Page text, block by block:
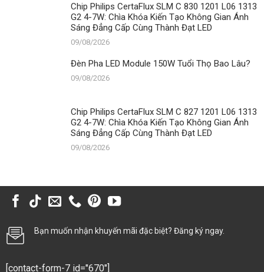
Chip Philips CertaFlux SLM C 830 1201 L06 1313
G2 4-7W: Chìa Khóa Kiến Tạo Không Gian Ánh
Sáng Đẳng Cấp Cùng Thành Đạt LED
09/08/2026
Đèn Pha LED Module 150W Tuổi Thọ Bao Lâu?
09/08/2026
Chip Philips CertaFlux SLM C 827 1201 L06 1313
G2 4-7W: Chìa Khóa Kiến Tạo Không Gian Ánh
Sáng Đẳng Cấp Cùng Thành Đạt LED
09/08/2026
Bạn muốn nhận khuyến mãi đặc biệt? Đăng ký ngay.
[contact-form-7 id="670"]